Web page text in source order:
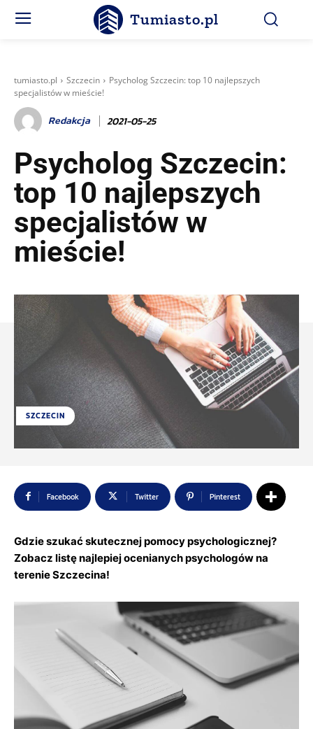
Tumiasto.pl
tumiasto.pl Szczecin
Psycholog Szczecin: top 10 najlepszych
specjalistów w mieście!
Redakcja 2021-05-25
Psycholog Szczecin:
top 10 najlepszych
specjalistów w
mieście!
SZCZECIN
Facebook Twitter Pinterest
Gdzie szukać skutecznej pomocy psychologicznej?
Zobacz listę najlepiej ocenianych psychologów na
terenie Szczecina!